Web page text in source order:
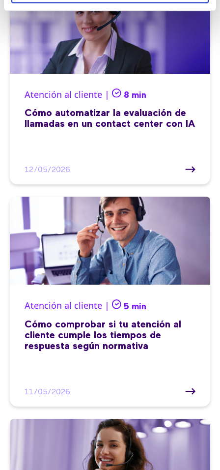
Atención al cliente | 8 min
Cómo automatizar la evaluación de
llamadas en un contact center con IA
12/05/2026
Atención al cliente | 5 min
Cómo comprobar si tu atención al
cliente cumple los tiempos de
respuesta según normativa
11/05/2026